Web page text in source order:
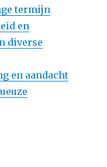
termijn
en
diverse
en aandacht